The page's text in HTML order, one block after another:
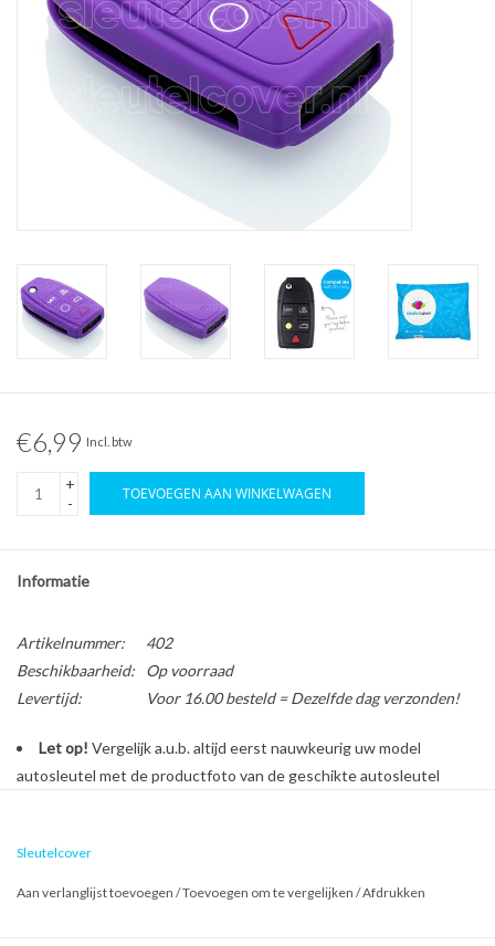
€6,99 Incl. btw
+
-
TOEVOEGEN AAN WINKELWAGEN
Informatie
Artikelnummer:
402
Beschikbaarheid:
Op voorraad
Levertijd:
Voor 16.00 besteld = Dezelfde dag verzonden!
Let op! Vergelijk a.u.b. altijd eerst nauwkeurig uw model
autosleutel met de productfoto van de geschikte autosleutel
Sleutelcover
Aan verlanglijst toevoegen /Toevoegen om te vergelijken /Afdrukken